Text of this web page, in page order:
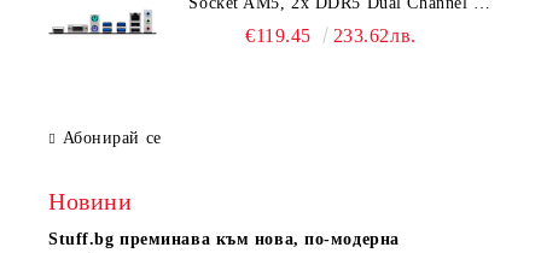
to 8200(OC)MHz, 1x PCIe x16 slot, 1x
€119.45 233.62лв.
Абонирай се
Новини
Stuff.bg преминава към нова, по-модерна